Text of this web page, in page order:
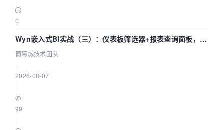
0
Wyn嵌入式BI实战（三）：仪表板筛选器+报表查询面板，参
数联动全闭环
葡萄城技术团队
2026-08-07
99